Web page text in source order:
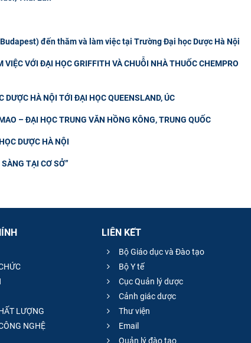
đến thăm và làm việc tại Trường Đại học Dược Hà Nội
VỚI ĐẠI HỌC GRIFFITH VÀ CHUỖI NHÀ THUỐC CHEMPRO
HÀ NỘI TỚI ĐẠI HỌC QUEENSLAND, ÚC
– ĐẠI HỌC TRUNG VĂN HỒNG KÔNG, TRUNG QUỐC
DƯỢC HÀ NỘI
TẠI CƠ SỞ”
LƯỢNG
NGHỆ
LIÊN KẾT
Bộ Giáo dục và Đào tạo
Bộ Y tế
Cục Quản lý dược
Cảnh giác dược
Thư viện
Email
Quản lý đào tạo